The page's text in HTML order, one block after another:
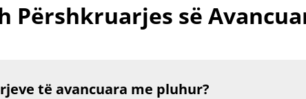
Përshkruarjes së
të avancuara me pluhur?